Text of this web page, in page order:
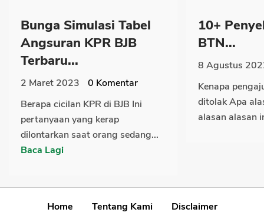
Bunga Simulasi Tabel
Angsuran KPR BJB
Terbaru...
2 Maret 2023 0 Komentar
Berapa cicilan KPR di BJB Ini
pertanyaan yang kerap
dilontarkan saat orang sedang...
Baca Lagi
10+
BTN...
8 Agustus
Kenapa
ditolak Apa
alasan alasan
Home Tentang Kami Disclaimer